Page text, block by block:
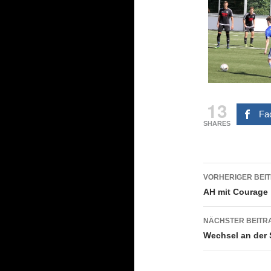
13
SHARES
VORHERIGER
AH mit Courage
NÄCHSTER
Wechsel an der